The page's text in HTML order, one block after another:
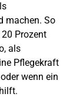
machen. So
Prozent
als
Pflegekraft
wenn ein